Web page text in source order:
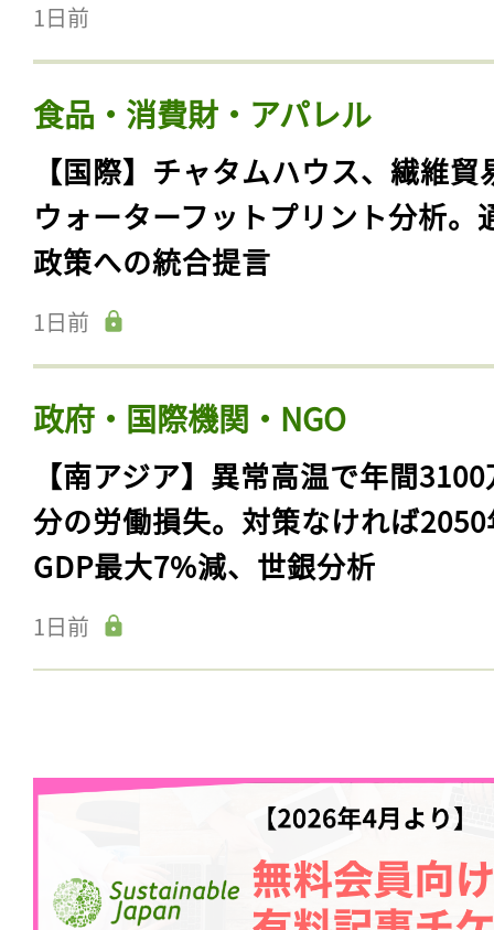
1日前
食品・消費財・アパレル
【国際】チャタムハウス、繊維貿
ウォーターフットプリント分析。
政策への統合提言
1日前
政府・国際機関・NGO
【南アジア】異常高温で年間
分の労働損失。対策なければ
GDP最大7%減、世銀分析
1日前